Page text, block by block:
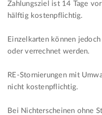
Zahlungsziel ist 14 Tage
hälftig kostenpflichtig.
Einzelkarten können
oder verrechnet werden.
RE-Stornierungen mit
nicht kostenpflichtig.
Bei Nichterscheinen ohne